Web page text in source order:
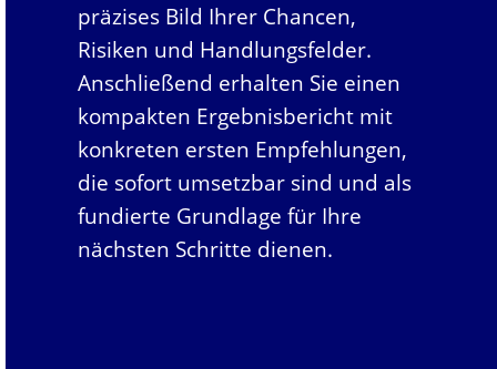
präzises Bild Ihrer Chancen,
Risiken und Handlungsfelder.
Anschließend erhalten Sie einen
kompakten Ergebnisbericht mit
konkreten ersten Empfehlungen,
die sofort umsetzbar sind und als
fundierte Grundlage für Ihre
nächsten Schritte dienen.